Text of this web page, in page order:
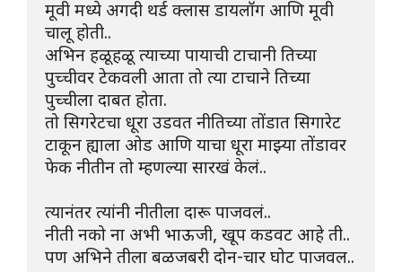
मूवी मध्ये अगदी थर्ड क्लास डायलॉग आणि मूवी
चालू होती..
अभिन हळूहळू त्याच्या पायाची टाचानी तिच्या
पुच्चीवर टेकवली आता तो त्या टाचाने तिच्या
पुच्चीला दाबत होता.
तो सिगरेटचा धूरा उडवत नीतिच्या तोंडात सिगारेट
टाकून ह्याला ओड आणि याचा धूरा माझ्या तोंडावर
फेक नीतीन तो म्हणल्या सारखं केलं..
त्यानंतर त्यांनी नीतीला दारू पाजवलं..
नीती नको ना अभी भाऊजी, खूप कडवट आहे ती..
पण अभिने तीला बळजबरी दोन-चार घोट पाजवल..